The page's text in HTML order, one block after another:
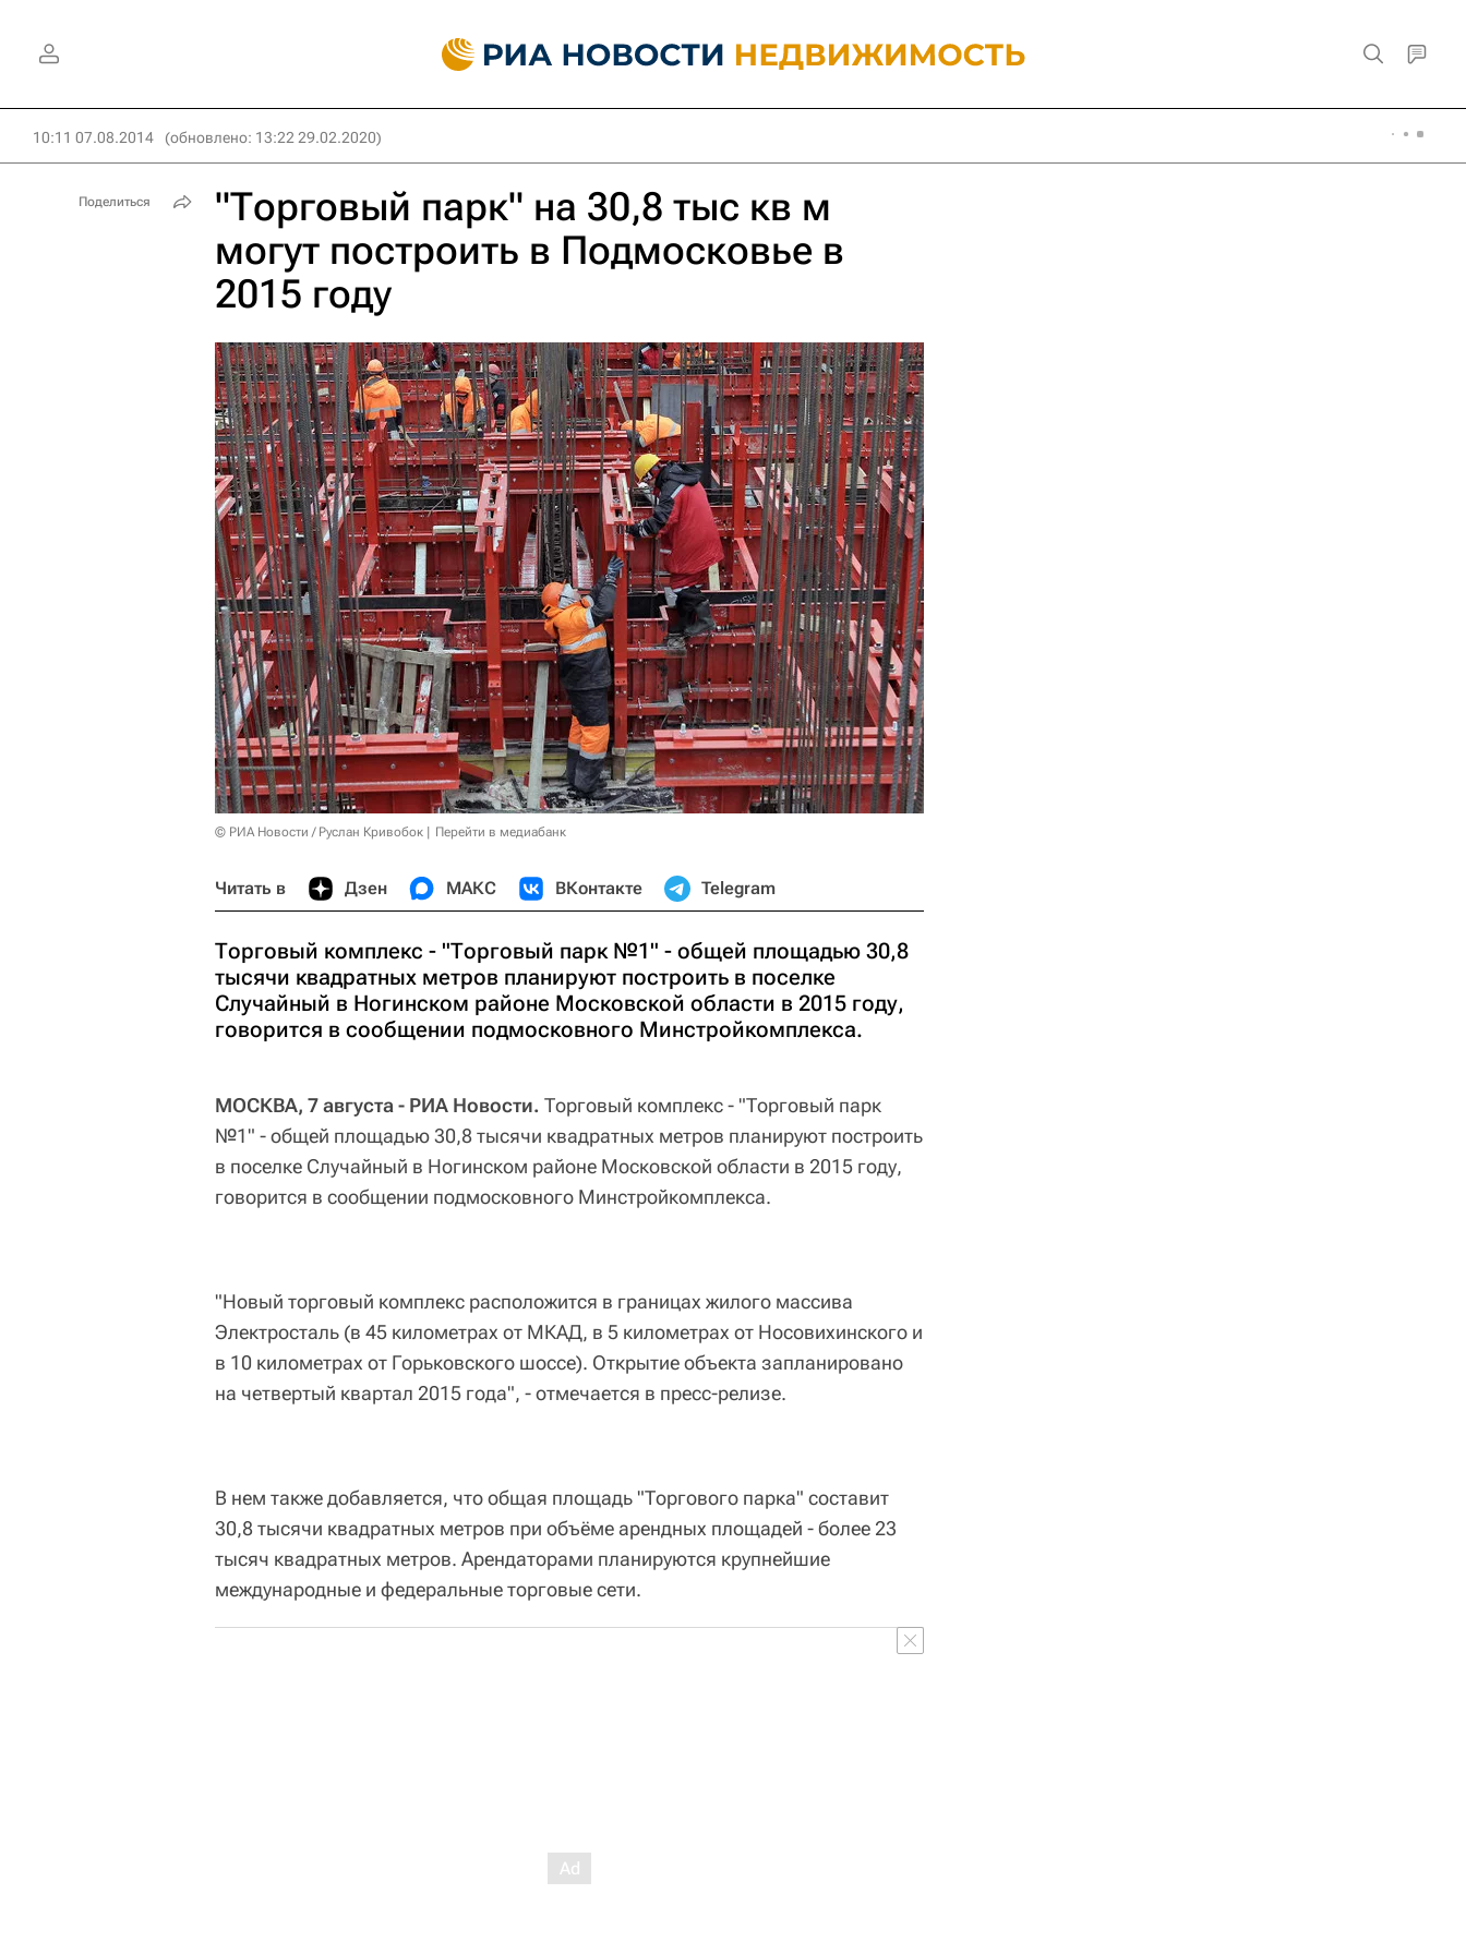
10:11 07.08.2014 (обновлено: 13:22 29.02.2020)
"Торговый парк" на 30,8 тыс кв м
могут построить в Подмосковье в
2015 году
© РИА Новости / Руслан Кривобок Перейти в медиабанк
Читать в Дзен МАКС ВКонтакте Telegram
Торговый комплекс - "Торговый парк №1" - общей площадью 30,8
тысячи квадратных метров планируют построить в поселке
Случайный в Ногинском районе Московской области в 2015 году,
говорится в сообщении подмосковного Минстройкомплекса.
МОСКВА, 7 августа - РИА Новости. Торговый комплекс - "Торговый парк
№1" - общей площадью 30,8 тысячи квадратных метров планируют построить
в поселке Случайный в Ногинском районе Московской области в 2015 году,
говорится в сообщении подмосковного Минстройкомплекса.
"Новый торговый комплекс расположится в границах жилого массива
Электросталь (в 45 километрах от МКАД, в 5 километрах от Носовихинского и
в 10 километрах от Горьковского шоссе). Открытие объекта запланировано
на четвертый квартал 2015 года", - отмечается в пресс-релизе.
В нем также добавляется, что общая площадь "Торгового парка" составит
30,8 тысячи квадратных метров при объёме арендных площадей - более 23
тысяч квадратных метров. Арендаторами планируются крупнейшие
международные и федеральные торговые сети.
Поделиться